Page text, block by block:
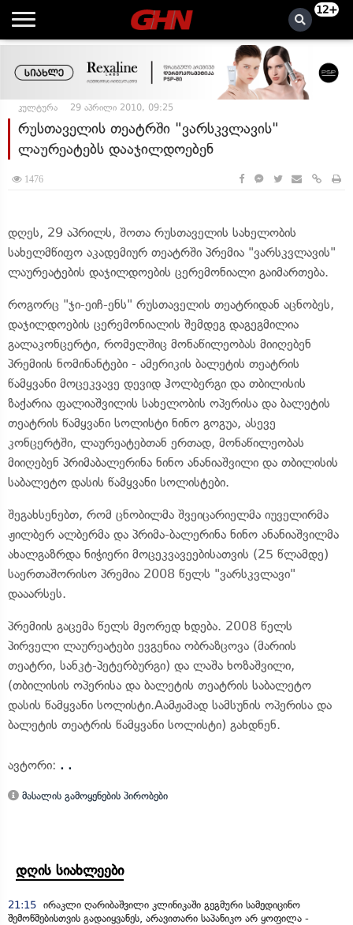
12+
კულტურა 29 აპრილი 2010, 09:25
რუსთაველის თეატრში "ვარსკვლავის"
ლაურეატებს დააჯილდოებენ
1476
დღეს, 29 აპრილს, შოთა რუსთაველის სახელობის
სახელმწიფო აკადემიურ თეატრში პრემია "ვარსკვლავის"
ლაურეატების დაჯილდოების ცერემონიალი გაიმართება.
როგორც "ჯი-ეიჩ-ენს" რუსთაველის თეატრიდან აცნობეს,
დაჯილდოების ცერემონიალის შემდეგ დაგეგმილია
გალაკონცერტი, რომელშიც მონაწილეობას მიიღებენ
პრემიის ნომინანტები - ამერიკის ბალეტის თეატრის
წამყვანი მოცეკვავე დევიდ ჰოლბერგი და თბილისის
ზაქარია ფალიაშვილის სახელობის ოპერისა და ბალეტის
თეატრის წამყვანი სოლისტი ნინო გოგუა, ასევე
კონცერტში, ლაურეატებთან ერთად, მონაწილეობას
მიიღებენ პრიმაბალერინა ნინო ანანიაშვილი და თბილისის
საბალეტო დასის წამყვანი სოლისტები.
შეგახსენებთ, რომ ცნობილმა შვეიცარიელმა იუველირმა
ჟილბერ ალბერმა და პრიმა-ბალერინა ნინო ანანიაშვილმა
ახალგაზრდა ნიჭიერი მოცეკვავეებისათვის (25 წლამდე)
საერთაშორისო პრემია 2008 წელს "ვარსკვლავი"
დააარსეს.
პრემიის გაცემა წელს მეორედ ხდება. 2008 წელს
პირველი ლაურეატები ევგენია ობრაზცოვა (მარიის
თეატრი, სანკტ-პეტერბურგი) და ლაშა ხოზაშვილი,
(თბილისის ოპერისა და ბალეტის თეატრის საბალეტო
დასის წამყვანი სოლისტი.Aამჟამად სამსუნის ოპერისა და
ბალეტის თეატრის წამყვანი სოლისტი) გახდნენ.
ავტორი: . .
მასალის გამოყენების პირობები
დღის სიახლეები
21:15 ირაკლი ღარიბაშვილი კლინიკაში გეგმური სამედიცინო
შემოწმებისთვის გადაიყვანეს, არავითარი საპანიკო არ ყოფილა -